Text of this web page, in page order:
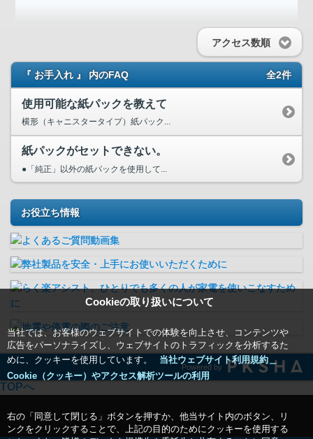
Cookieの取り扱いについて
当社では、お客様のウェブサイトでの体験を向上させ、コンテンツや
広告をパーソナライズし、ウェブサイトのトラフィックを分析するた
めに、クッキーを使用しています。
当社ウェブサイト利用規約＿
Cookie（クッキー）やアクセス解析ツールの利用
右の「同意して閉じる」ボタンを押すか、他当サイト内のボタン、リ
ンクをクリックすることで、上記の目的のためにクッキーを使用する
アクセス数順
『 お手入れ 』 内のFAQ 全2件
使用可能な紙パックを教えて
横形（キャニスタータイプ）紙パック...
紙パックがセットできない。
●「純正」以外の紙パックを使用して...
お役立ち情報
Powered by
TOPへ